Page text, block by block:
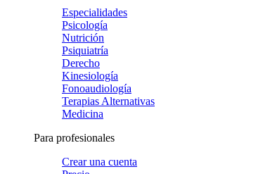
Especialidades
Psicología
Nutrición
Psiquiatría
Derecho
Kinesiología
Fonoaudiología
Terapias Alternativas
Medicina
Para profesionales
Crear una cuenta